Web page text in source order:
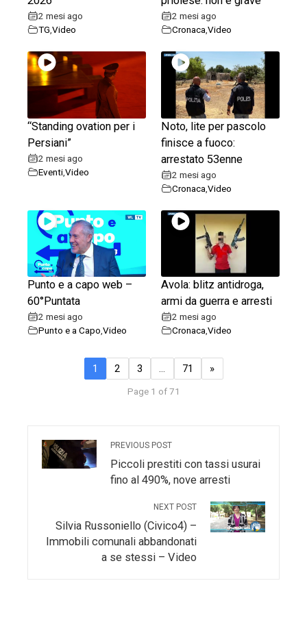
2 mesi ago
TG Video
2 mesi ago
Cronaca ,Video
“Standing ovation per i
Persiani”
2 mesi ago
EventiVideo
Noto, lite per pascolo
finisce a fuoco:
arrestato 53enne
2 mesi ago
Cronaca ,Video
Punto e a capo web –
60°Puntata
2 mesi ago
Punto e a Capo,Video
Avola: blitz antidroga,
armi da guerra e arresti
2 mesi ago
Cronaca,Video
1 2 3 … 71 »
Page 1 of 71
PREVIOUS POST
Piccoli prestiti con tassi usurai
fino al 490%, nove arresti
NEXT POST
Silvia Russoniello (Civico4) –
Immobili comunali abbandonati
a se stessi – Video